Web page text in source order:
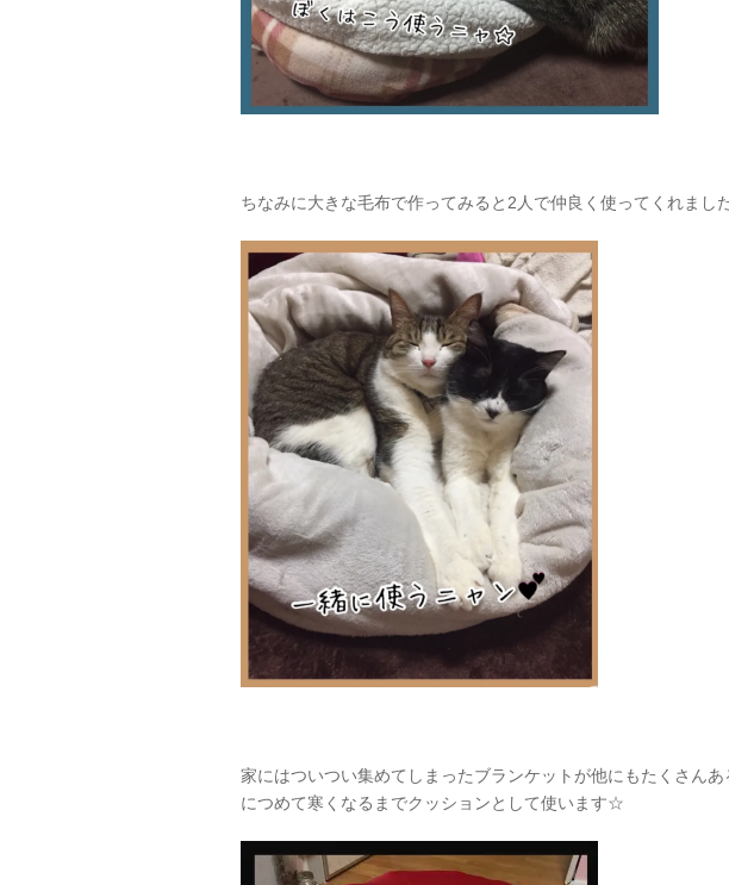
ちなみに大きな毛布で作ってみると2人で仲良く使ってくれまし
家にはついつい集めてしまったブランケットが他にもたくさん
につめて寒くなるまでクッションとして使います☆